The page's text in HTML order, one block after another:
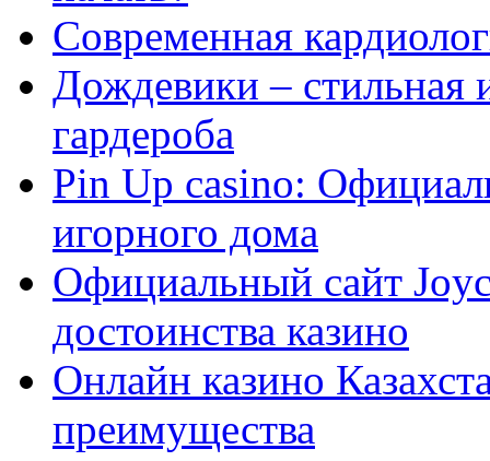
Современная
Дождевики – стильная
гардероба
Pin Up casino:
игорного дома
Официальный сайт
достоинства казино
Онлайн казино
преимущества